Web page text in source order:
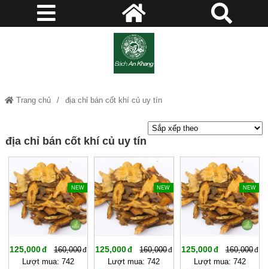
Trang chủ địa chỉ bán cốt khí củ uy tín
địa chỉ bán cốt khí củ uy tín
-21%
NEW
125,000
160,000
Lượt mua: 742
-21%
NEW
125,000
160,000
Lượt mua: 742
-21%
NEW
125,000
160,000
Lượt mua: 742